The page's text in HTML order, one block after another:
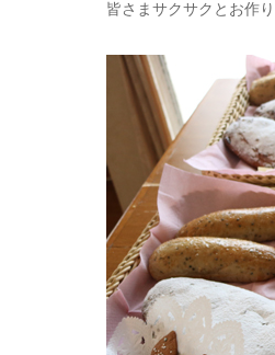
皆さまサクサクとお作